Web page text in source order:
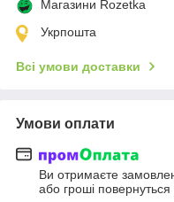
Магазини Rozetka
Укрпошта
Всі умови доставки
Умови оплати
Ви отримаєте
або гроші